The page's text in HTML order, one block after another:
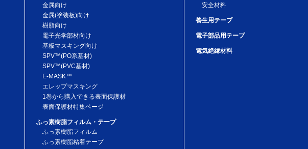
金属向け
金属(塗装板)向け
樹脂向け
電子光学部材向け
基板マスキング向け
SPV™(PO系基材)
SPV™(PVC基材)
E-MASK™
エレップマスキング
1巻から購入できる表面保護材
表面保護材特集ページ
ふっ素樹脂フィルム・テープ
ふっ素樹脂フィルム
ふっ素樹脂粘着テープ
安全材料
養生用テープ
電子部品用テープ
電気絶縁材料